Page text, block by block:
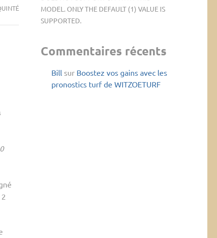
MODEL. ONLY THE DEFAULT (1) VALUE IS
SUPPORTED.
Commentaires récents
Bill sur Boostez vos gains avec les
pronostics turf de WITZOETURF